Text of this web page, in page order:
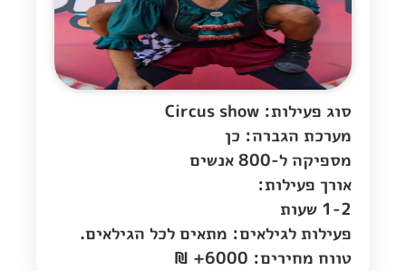
סוג פעילות: Circus show
מערכת הגברה: כן
מספיקה ל-800 אנשים
אורך פעילות:
1-2 שעות
פעילות לגילאים: מתאים לכל הגילאים.
טווח מחירים: 6000+ ₪